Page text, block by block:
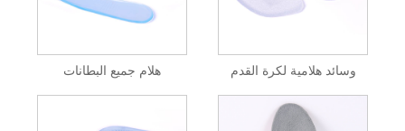
هلام جميع البطانات وسائد هلامية لكرة القدم